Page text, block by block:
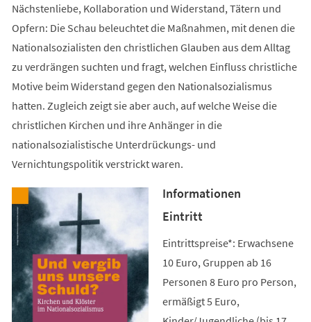
Nächstenliebe, Kollaboration und Widerstand, Tätern und
Opfern: Die Schau beleuchtet die Maßnahmen, mit denen die
Nationalsozialisten den christlichen Glauben aus dem Alltag
zu verdrängen suchten und fragt, welchen Einfluss christliche
Motive beim Widerstand gegen den Nationalsozialismus
hatten. Zugleich zeigt sie aber auch, auf welche Weise die
christlichen Kirchen und ihre Anhänger in die
nationalsozialistische Unterdrückungs- und
Vernichtungspolitik verstrickt waren.
Informationen
Eintritt
Eintrittspreise*: Erwachsene
10 Euro, Gruppen ab 16
Personen 8 Euro pro Person,
ermäßigt 5 Euro,